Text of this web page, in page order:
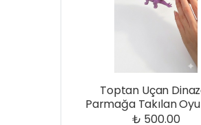
Toptan Uçan
Parmağa Takılan
₺ 500.00